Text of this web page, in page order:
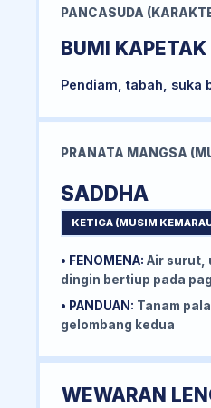
PANCASUDA
BUMI KAPETAK
Pendiam, tabah, suka
PRANATA MANGSA
SADDHA
KETIGA (MUSIM
• FENOMENA: Air surut,
dingin bertiup pada
• PANDUAN: Tanam
gelombang kedua
WEWARAN